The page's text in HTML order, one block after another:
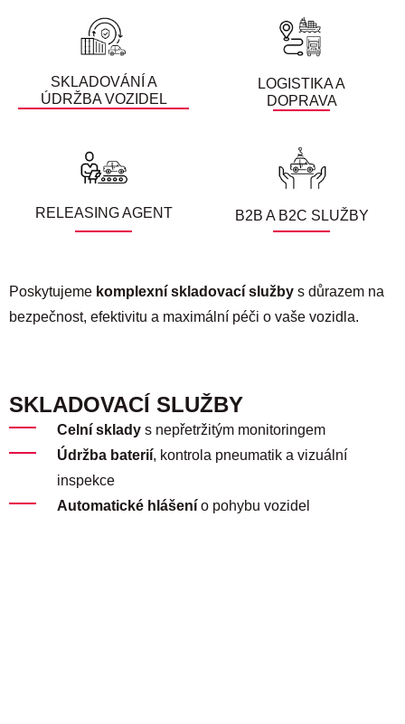
SKLADOVÁNÍ A
ÚDRŽBA VOZIDEL
LOGISTIKA A
DOPRAVA
RELEASING AGENT B2B A B2C SLUŽBY
Poskytujeme komplexní skladovací služby s důrazem na
bezpečnost, efektivitu a maximální péči o vaše vozidla.
SKLADOVACÍ SLUŽBY
Celní skladys nepřetržitým monitoringem
Údržba baterií, kontrola pneumatik a vizuální
inspekce
Automatické hlášenío pohybu vozidel